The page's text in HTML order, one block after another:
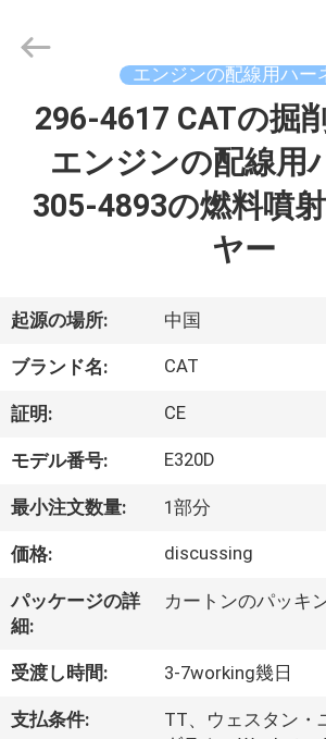
ク
ト
私
達
つ
い
て
2026
Beijing
Management
Services
Reserved.
エンジンの配線用ハー
296-4617 CATの掘
エンジンの配線用
305-4893の燃料噴
ヤー
起源の場所: 中国
ブランド名: CAT
証明: CE
モデル番号: E320D
最小注文数量: 1部分
価格: discussing
パッケージの詳
細:
カートンのパッキ
受渡し時間: 3-7working幾日
支払条件:
TT、ウェスタン・